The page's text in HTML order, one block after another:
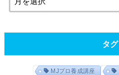
タグ
MJプロ養成講座